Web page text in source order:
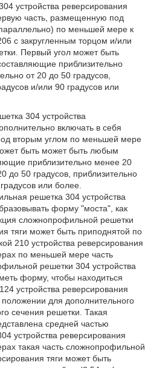
устройства реверсирования
часть, размещенную под
по меньшей мере к
с закругленным торцом и/или
Первый угол может быть
приблизительно
от 20 до 50 градусов,
и/или 90 градусов или
304 устройства
включать в себя
вторым углом по меньшей мере
быть может быть любым
приблизительно менее 20
до 50 градусов, приблизительно
или более.
решетка 304 устройства
форму "моста", как
сложнопрофильной решетки
тяги может быть приподнятой по
210 устройства реверсирования
по меньшей мере часть
решетки 304 устройства
форму, чтобы находиться
устройства реверсирования
для дополнительного
сечения решетки. Такая
средней частью
устройства реверсирования
такая часть сложнопрофильной
тяги может быть